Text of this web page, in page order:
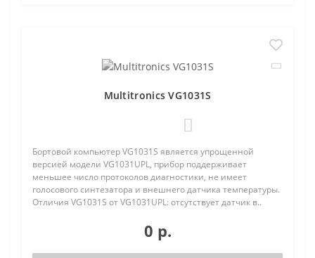
Multitronics VG1031S
Бортовой компьютер VG1031S является упрощенной
версией модели VG1031UPL, прибор поддерживает
меньшее число протоколов диагностики, не имеет
голосового синтезатора и внешнего датчика температуры.
Отличия VG1031S от VG1031UPL: отсутствует датчик в..
0 р.